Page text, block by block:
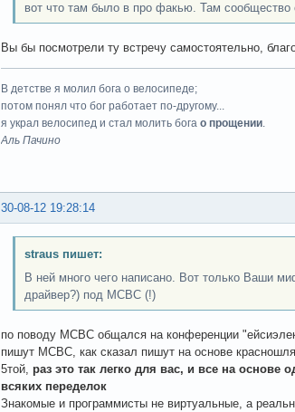
вот что там было в про факью. Там
Вы бы посмотрели ту встречу самостоятельно,
В детстве я молил бога о велосипеде;
потом понял что бог работает по-другому...
я украл велосипед и стал молить бога о прощении.
Аль Пачино
30-08-12 19:28:14
straus пишет:
В ней много чего написано. Вот только Ваши
драйвер?) под МСВС (!)
по поводу МСВС общался на конференции
пишут МСВС, как сказал пишут на основе
5той, раз это так легко для вас, и все на основе
всяких переделок
Знакомые и программисты не виртуальные, а